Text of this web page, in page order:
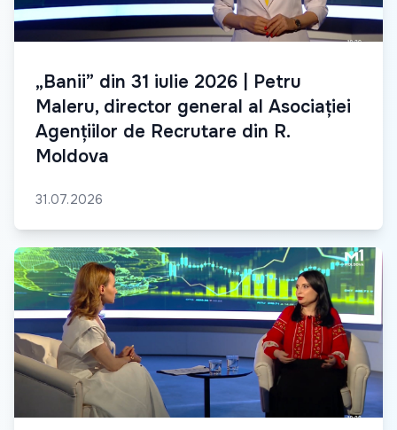
„Banii” din 31 iulie 2026 | Petru
Maleru, director general al Asociației
Agențiilor de Recrutare din R.
Moldova
31.07.2026